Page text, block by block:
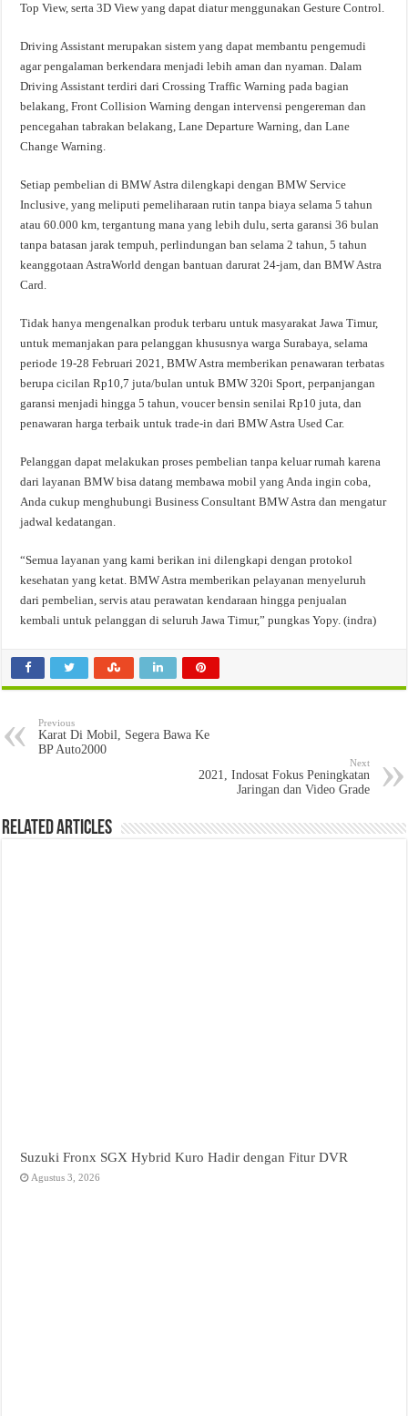
Top View, serta 3D View yang dapat diatur menggunakan Gesture Control.
Driving Assistant merupakan sistem yang dapat membantu pengemudi
agar pengalaman berkendara menjadi lebih aman dan nyaman. Dalam
Driving Assistant terdiri dari Crossing Traffic Warning pada bagian
belakang, Front Collision Warning dengan intervensi pengereman dan
pencegahan tabrakan belakang, Lane Departure Warning, dan Lane
Change Warning.
Setiap pembelian di BMW Astra dilengkapi dengan BMW Service
Inclusive, yang meliputi pemeliharaan rutin tanpa biaya selama 5 tahun
atau 60.000 km, tergantung mana yang lebih dulu, serta garansi 36 bulan
tanpa batasan jarak tempuh, perlindungan ban selama 2 tahun, 5 tahun
keanggotaan AstraWorld dengan bantuan darurat 24-jam, dan BMW Astra
Card.
Tidak hanya mengenalkan produk terbaru untuk masyarakat Jawa Timur,
untuk memanjakan para pelanggan khususnya warga Surabaya, selama
periode 19-28 Februari 2021, BMW Astra memberikan penawaran terbatas
berupa cicilan Rp10,7 juta/bulan untuk BMW 320i Sport, perpanjangan
garansi menjadi hingga 5 tahun, voucer bensin senilai Rp10 juta, dan
penawaran harga terbaik untuk trade-in dari BMW Astra Used Car.
Pelanggan dapat melakukan proses pembelian tanpa keluar rumah karena
dari layanan BMW bisa datang membawa mobil yang Anda ingin coba,
Anda cukup menghubungi Business Consultant BMW Astra dan mengatur
jadwal kedatangan.
“Semua layanan yang kami berikan ini dilengkapi dengan protokol
kesehatan yang ketat. BMW Astra memberikan pelayanan menyeluruh
dari pembelian, servis atau perawatan kendaraan hingga penjualan
kembali untuk pelanggan di seluruh Jawa Timur,” pungkas Yopy. (indra)
Previous
Karat Di Mobil, Segera Bawa Ke
BP Auto2000
Next
2021, Indosat Fokus Peningkatan
Jaringan dan Video Grade
Related Articles
Suzuki Fronx SGX Hybrid Kuro Hadir dengan Fitur DVR
Agustus 3, 2026